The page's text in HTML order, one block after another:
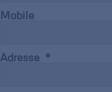
Mobile
Adresse